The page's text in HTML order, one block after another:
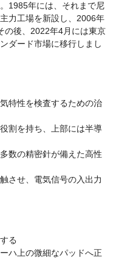
1985年には、それまで尼
力工場を新設し、2006年
の後、2022年4月には東京
ダード市場に移行しまし
特性を検査するための治
割を持ち、上部には半導
数の精密針が備えた高性
させ、電気信号の入出力
る
ハ上の微細なパッドへ正